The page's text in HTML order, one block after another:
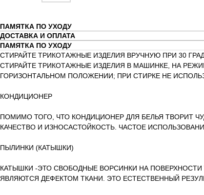
ПАМЯТКА ПО УХОДУ
ДОСТАВКА И ОПЛАТА
ПАМЯТКА ПО УХОДУ
СТИРАЙТЕ ТРИКОТАЖНЫЕ ИЗДЕЛИЯ ВРУЧНУЮ ПРИ 30
СТИРАЙТЕ ТРИКОТАЖНЫЕ ИЗДЕЛИЯ В МАШИНКЕ, НА
ГОРИЗОНТАЛЬНОМ ПОЛОЖЕНИИ; ПРИ СТИРКЕ НЕ
КОНДИЦИОНЕР
ПОМИМО ТОГО, ЧТО КОНДИЦИОНЕР ДЛЯ БЕЛЬЯ ТВОРИТ
КАЧЕСТВО И ИЗНОСАСТОЙКОСТЬ. ЧАСТОЕ
ПЫЛИНКИ (КАТЫШКИ)
КАТЫШКИ -ЭТО СВОБОДНЫЕ ВОРСИНКИ НА
ЯВЛЯЮТСЯ ДЕФЕКТОМ ТКАНИ. ЭТО ЕСТЕСТВЕННЫЙ